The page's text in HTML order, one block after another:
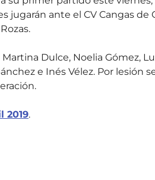
jugarán ante el CV Cangas de
Dulce, Noelia Gómez,
e Inés Vélez. Por lesión
2019.